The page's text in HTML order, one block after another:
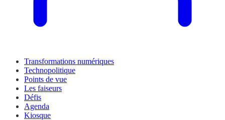
Transformations numériques
Technopolitique
Points de vue
Les faiseurs
Défis
Agenda
Kiosque